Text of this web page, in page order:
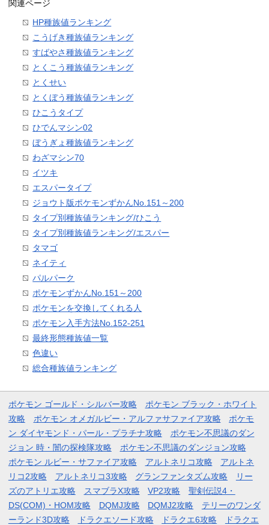
関連ページ
HP種族値ランキング
こうげき種族値ランキング
すばやさ種族値ランキング
とくこう種族値ランキング
とくせい
とくぼう種族値ランキング
ひこうタイプ
ひでんマシン02
ぼうぎょ種族値ランキング
わざマシン70
イツキ
エスパータイプ
ジョウト版ポケモンずかんNo.151～200
タイプ別種族値ランキング/ひこう
タイプ別種族値ランキング/エスパー
タマゴ
ネイティ
パルパーク
ポケモンずかんNo.151～200
ポケモンを交換してくれる人
ポケモン入手方法No.152-251
最終形態種族値一覧
色違い
総合種族値ランキング
ポケモン ゴールド・シルバー攻略
ポケモン ブラック・ホワイト
攻略
ポケモン オメガルビー・アルファサファイア攻略
ポケモ
ン ダイヤモンド・パール・プラチナ攻略
ポケモン不思議のダン
ジョン 時・闇の探検隊攻略
ポケモン不思議のダンジョン攻略
ポケモン ルビー・サファイア攻略
アルトネリコ攻略
アルトネ
リコ2攻略
アルトネリコ3攻略 グランファンタズム攻略
リー
ズのアトリエ攻略
スマブラX攻略 VP2攻略
聖剣伝説4・
DS(COM)・HOM攻略
DQMJ攻略 DQMJ2攻略
テリーのワンダ
ーランド3D攻略
ドラクエソード攻略 ドラクエ6攻略 ドラクエ